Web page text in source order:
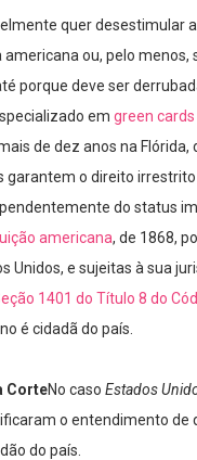
quer desestimular
ou, pelo
porque deve ser
em green cards
de dez anos na
garantem o direito
do status
americana, de 1868,
Unidos, e sujeitas à sua
1401 do Título 8 do
é cidadã do país.
CorteNo caso Estados
o entendimento
do país.